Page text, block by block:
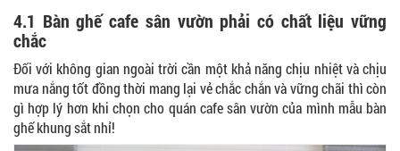
4.1 Bàn ghế cafe sân vườn phải có chất liệu vững
chắc
Đối với không gian ngoài trời cần một khả năng chịu nhiệt và chịu
mưa nắng tốt đồng thời mang lại vẻ chắc chắn và vững chãi thì còn
gì hợp lý hơn khi chọn cho quán cafe sân vườn của mình mẫu bàn
ghế khung sắt nhỉ!